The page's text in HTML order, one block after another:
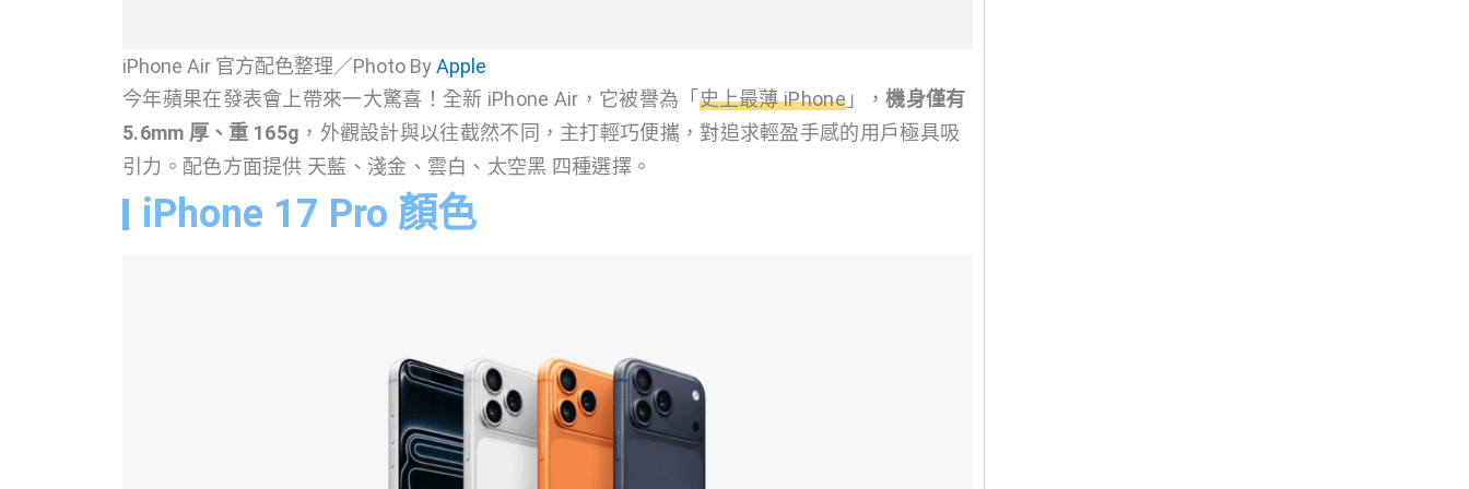
iPhone Air 官方配色整理／Photo ByApple
今年蘋果在發表會上帶來一大驚喜！全新 iPhone Air，它被譽為「 史上最薄 iPhone」，機身僅有
5.6mm 厚、重 165g ，外觀設計與以往截然不同，主打輕巧便攜，對追求輕盈手感的用戶極具吸
引力。配色方面提供 天藍、淺金、雲白、太空黑 四種選擇。
iPhone 17 Pro 顏色